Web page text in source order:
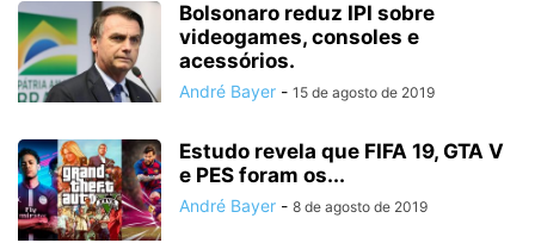
Bolsonaro reduz IPI sobre
videogames, consoles e
acessórios.
André Bayer - 15 de agosto de 2019
Estudo revela que FIFA 19, GTA V
e PES foram os...
André Bayer - 8 de agosto de 2019